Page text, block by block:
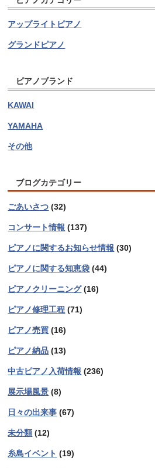
アップライトピアノ
グランドピアノ
ピアノブランド
KAWAI
YAMAHA
その他
ブログカテゴリー
ごあいさつ (32)
コンサート情報 (137)
ピアノに関するお知らせ情報 (30)
ピアノに関する知恵袋 (44)
ピアノクリーニング(16)
ピアノ修理工程 (71)
ピアノ売買 (16)
ピアノ納品 (13)
中古ピアノ入荷情報 (236)
展示場風景 (8)
日々の出来事 (67)
未分類 (12)
糸島イベント (19)